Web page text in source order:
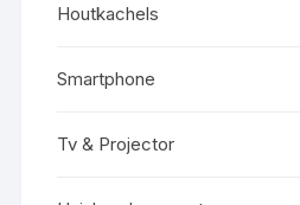
Houtkachels
Smartphone
Tv & Projector